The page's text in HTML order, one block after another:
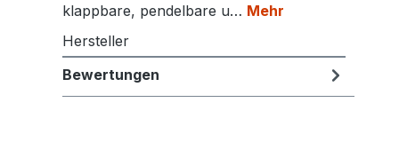
klappbare, pendelbare u… Mehr
Hersteller
Bewertungen